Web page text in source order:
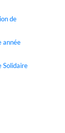
de
année
Solidaire